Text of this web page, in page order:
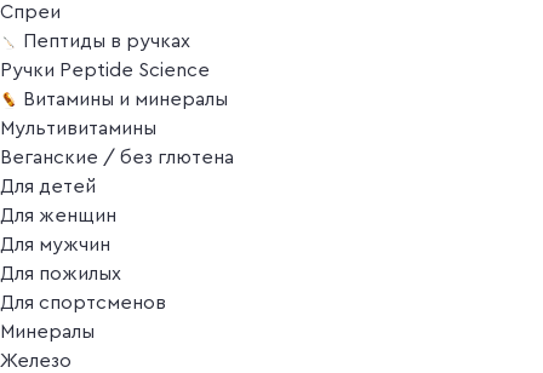
Спреи
Пептиды в ручках
Ручки Peptide Science
Витамины и минералы
Мультивитамины
Веганские / без глютена
Для детей
Для женщин
Для мужчин
Для пожилых
Для спортсменов
Минералы
Железо